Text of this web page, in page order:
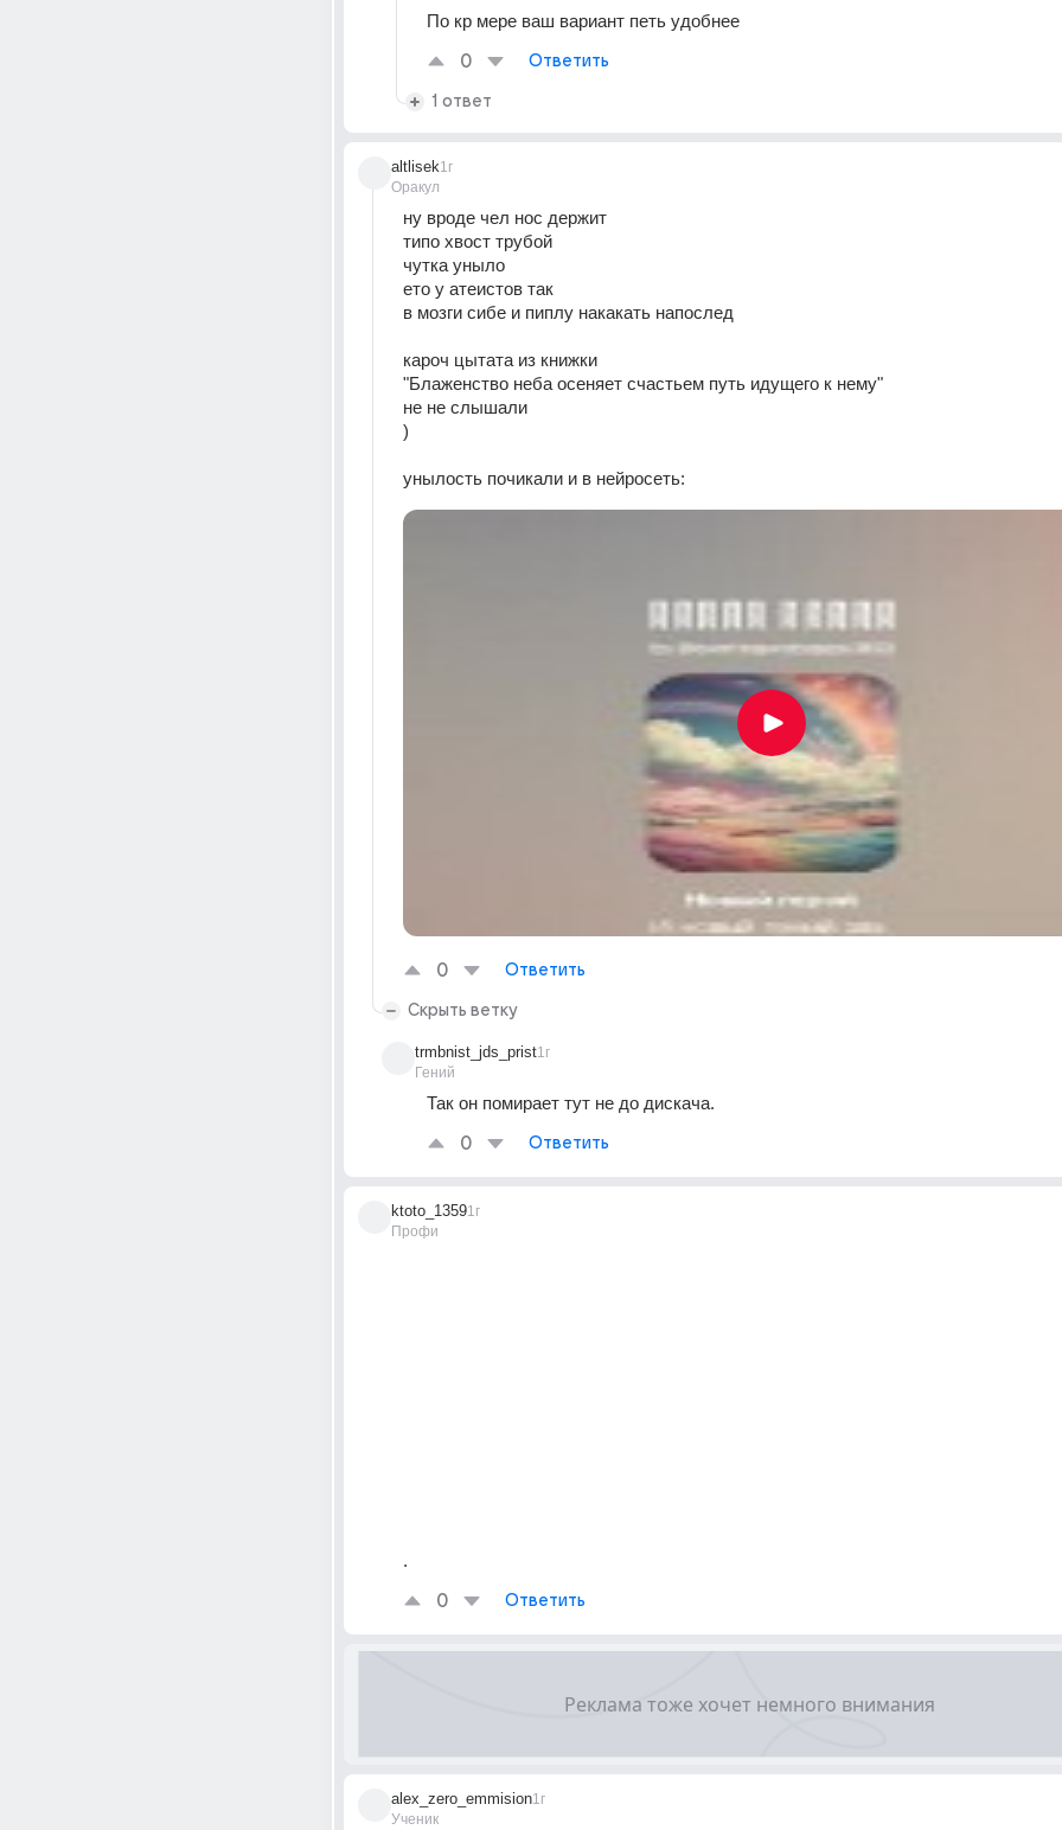
По кр мере ваш вариант петь удобнее
0 Ответить
1 ответ
altlisek
Оракул
1г
ну вроде чел нос держит
типо хвост трубой
чутка уныло
ето у атеистов так
в мозги сибе и пиплу накакать напослед
кароч цытата из книжки
"Блаженство неба осеняет счастьем путь идущего к нему"
не не слышали
)
унылость почикали и в нейросеть:
0 Ответить
Скрыть ветку
trmbnist_jds_prist
Гений
1г
Так он помирает тут не до дискача.
0 Ответить
ktoto_1359
Профи
1г
.
0 Ответить
alex_zero_emmision
Ученик
1г